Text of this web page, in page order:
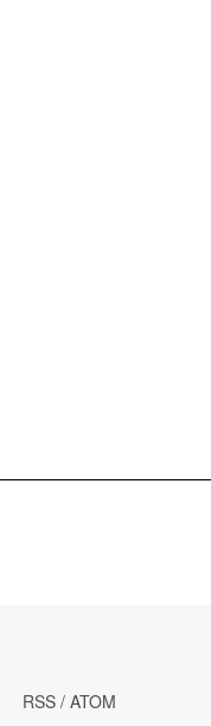
RSS / ATOM